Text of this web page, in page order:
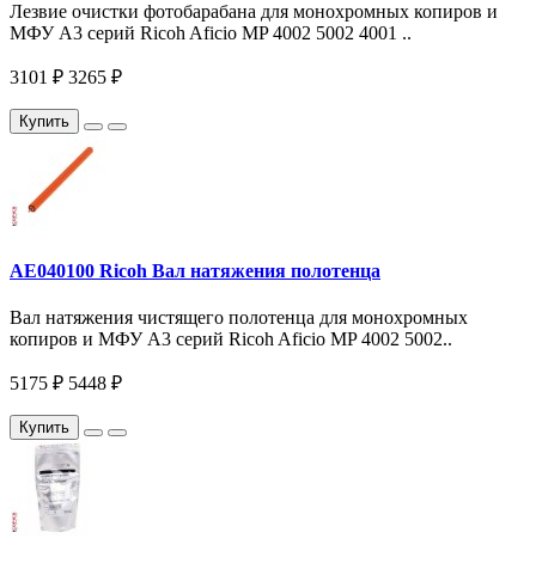
Лезвие очистки фотобарабана для монохромных копиров и
МФУ A3 серий Ricoh Aficio MP 4002 5002 4001 ..
3101 ₽ 3265 ₽
Купить
AE040100 Ricoh Вал натяжения полотенца
Вал натяжения чистящего полотенца для монохромных
копиров и МФУ A3 серий Ricoh Aficio MP 4002 5002..
5175 ₽ 5448 ₽
Купить